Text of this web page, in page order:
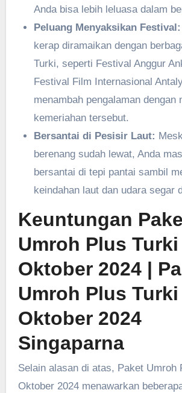
Anda bisa lebih leluasa dalam
Peluang Menyaksikan Festival:
kerap diramaikan dengan
Turki, seperti Festival Anggur
Festival Film Internasional
menambah pengalaman dengan
kemeriahan tersebut.
Bersantai di Pesisir Laut:
berenang sudah lewat, Anda
bersantai di tepi pantai sambil
keindahan laut dan udara segar
Keuntungan
Umroh Plus Turki
Oktober 2024|
Umroh Plus Turki
Oktober 2024
Singaparna
Selain alasan di atas, Paket Umroh
Oktober 2024 menawarkan